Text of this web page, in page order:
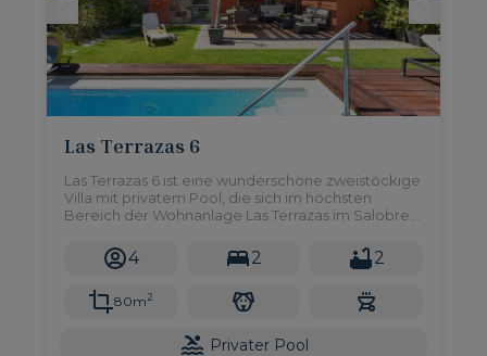
Las Terrazas 6
Las Terrazas 6 ist eine wunderschöne zweistöckige
Villa mit privatem Pool, die sich im höchsten
Bereich der Wohnanlage Las Terrazas im Salobre
spektakuläre Aussicht auf die Berge und den
Golfplatz in einer Atmosphäre der Intimität und
4 2 2
80m2
Privater Pool